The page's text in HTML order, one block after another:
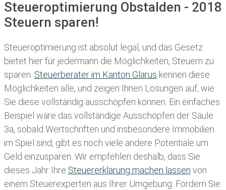
Steueroptimierung Obstalden - 2018
Steuern sparen!
Steueroptimierung ist absolut legal, und das Gesetz
bietet hier für jedermann die Möglichkeiten, Steuern zu
sparen. Steuerberater im K anton Glarus kennen diese
Möglichkeiten alle, und zeigen Ihnen Lösungen auf, wie
Sie diese vollständig ausschöpfen können. Ein einfaches
Beispiel wäre das vollständige Ausschöpfen der Säule
3a, sobald Wertschriften und insbesondere Immobilien
im Spiel sind, gibt es noch viele andere Potentiale um
Geld einzusparen. Wir empfehlen deshalb, dass Sie
dieses Jahr Ihre Steuererklärung machen lassen von
einem Steuerexperten aus Ihrer Umgebung. Fordern Sie